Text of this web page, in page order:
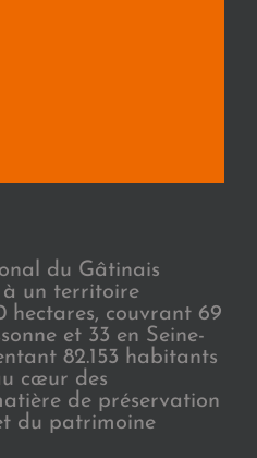
du Gâtinais
à un territoire
hectares, couvrant 69
et 33 en Seine-
82.153 habitants
cœur des
de préservation
du patrimoine